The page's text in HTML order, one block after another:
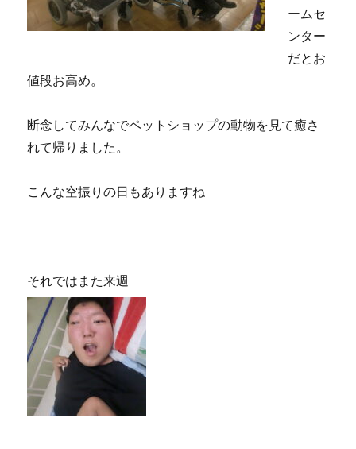
ームセ
ンター
だとお
値段お高め。
断念してみんなでペットショップの動物を見て癒さ
れて帰りました。
こんな空振りの日もありますね
それではまた来週